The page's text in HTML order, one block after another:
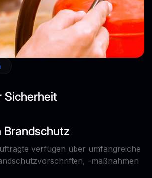
Sicherheit
Brandschutz
verfügen über umfangreiche
-maßnahmen